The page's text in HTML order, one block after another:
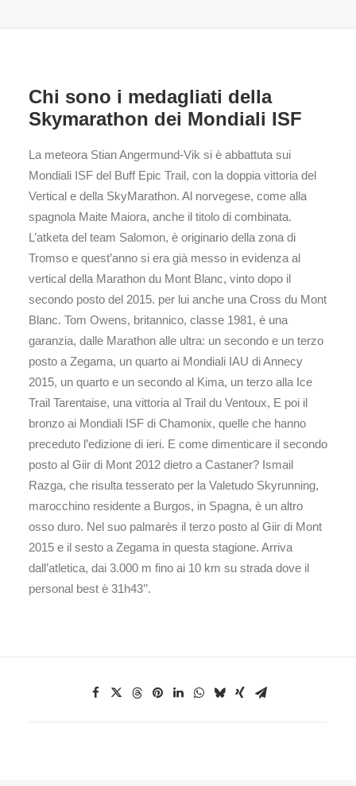
Chi sono i medagliati della
Skymarathon dei Mondiali ISF
La meteora Stian Angermund-Vik si è abbattuta sui
Mondiali ISF del Buff Epic Trail, con la doppia vittoria del
Vertical e della SkyMarathon. Al norvegese, come alla
spagnola Maite Maiora, anche il titolo di combinata.
L’atketa del team Salomon, è originario della zona di
Tromso e quest’anno si era già messo in evidenza al
vertical della Marathon du Mont Blanc, vinto dopo il
secondo posto del 2015. per lui anche una Cross du Mont
Blanc. Tom Owens, britannico, classe 1981, è una
garanzia, dalle Marathon alle ultra: un secondo e un terzo
posto a Zegama, un quarto ai Mondiali IAU di Annecy
2015, un quarto e un secondo al Kima, un terzo alla Ice
Trail Tarentaise, una vittoria al Trail du Ventoux, E poi il
bronzo ai Mondiali ISF di Chamonix, quelle che hanno
preceduto l’edizione di ieri. E come dimenticare il secondo
posto al Giir di Mont 2012 dietro a Castaner? Ismail
Razga, che risulta tesserato per la Valetudo Skyrunning,
marocchino residente a Burgos, in Spagna, è un altro
osso duro. Nel suo palmarès il terzo posto al Giir di Mont
2015 e il sesto a Zegama in questa stagione. Arriva
dall’atletica, dai 3.000 m fino ai 10 km su strada dove il
personal best è 31h43’’.